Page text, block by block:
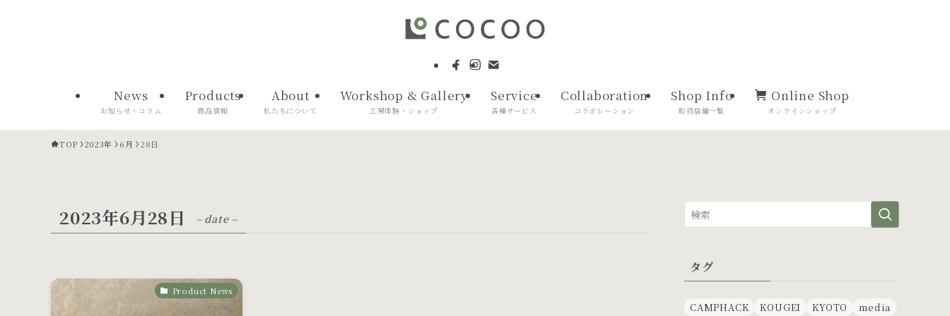
News
お知らせ・コラム
Products
商品情報
About
私たちについて
Workshop & Gallery
工房体験・ショップ
Service
各種サービス
Collaboration
コラボレーション
Shop Info
取扱店舗一覧
Online Shop
オンラインショップ
TOP 2023年 6月 28日
2023年6月28日 – date –
Product News
タグ
CAMPHACK KOUGEI KYOTO media